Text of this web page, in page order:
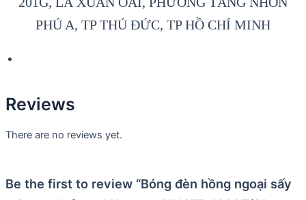
PHÚ A, TP THỦ ĐỨC, TP HỒ CHÍ MINH
Reviews
There are no reviews yet.
Be the first to review “Bóng đèn hồng ngoại sấy